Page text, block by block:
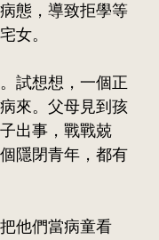
態，導致拒學等
女。
試想想，一個正
來。父母見到孩
出事，戰戰兢
隱閉青年，都有
他們當病童看